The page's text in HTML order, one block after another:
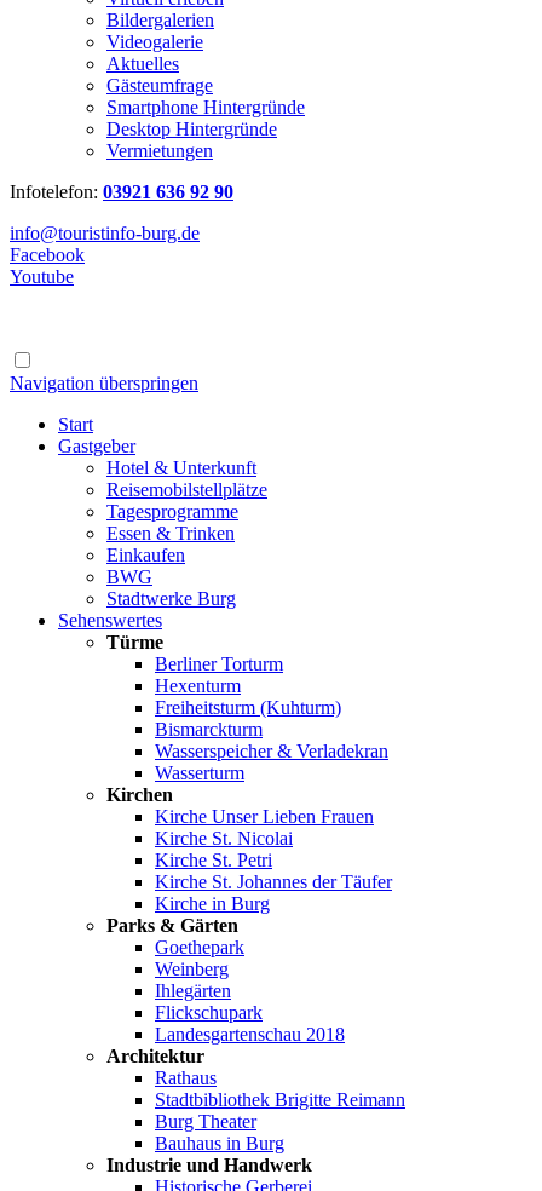
Bildergalerien
Videogalerie
Aktuelles
Gästeumfrage
Smartphone Hintergründe
Desktop Hintergründe
Vermietungen
Infotelefon: 03921 636 92 90
info@touristinfo-burg.de
Facebook
Youtube
Navigation überspringen
Start
Gastgeber
Hotel & Unterkunft
Reisemobilstellplätze
Tagesprogramme
Essen & Trinken
Einkaufen
BWG
Stadtwerke Burg
Sehenswertes
Türme
Berliner Torturm
Hexenturm
Freiheitsturm (Kuhturm)
Bismarckturm
Wasserspeicher & Verladekran
Wasserturm
Kirchen
Kirche Unser Lieben Frauen
Kirche St. Nicolai
Kirche St. Petri
Kirche St. Johannes der Täufer
Kirche in Burg
Parks & Gärten
Goethepark
Weinberg
Ihlegärten
Flickschupark
Landesgartenschau 2018
Architektur
Rathaus
Stadtbibliothek Brigitte Reimann
Burg Theater
Bauhaus in Burg
Industrie und Handwerk
Historische Gerberei